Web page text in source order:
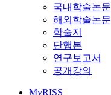
국내학술논문
해외학술논문
학술지
단행본
연구보고서
공개강의
MyRISS